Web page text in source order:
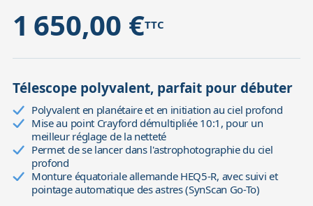
Accessoires pour montures
Pièces détachées
1 650,00 €TTC
Télescope polyvalent, parfait pour débuter
Polyvalent en planétaire et en initiation au ciel profond
Mise au point Crayford démultipliée 10:1, pour un
meilleur réglage de la netteté
Permet de se lancer dans l'astrophotographie du ciel
profond
Monture équatoriale allemande HEQ5-R, avec suivi et
pointage automatique des astres (SynScan Go-To)